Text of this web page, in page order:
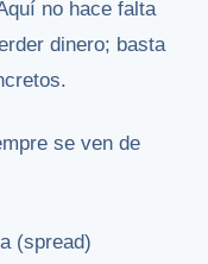
no hace falta
dinero; basta
se ven de
(spread)